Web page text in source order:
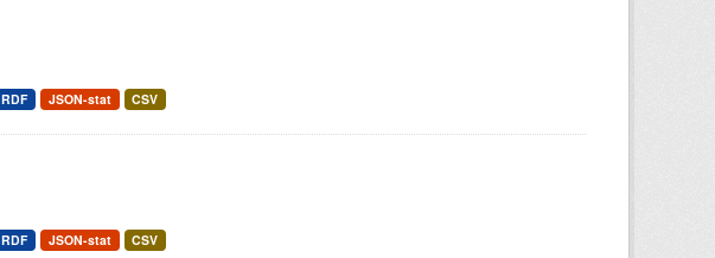
RDF JSON-stat CSV
RDF JSON-stat CSV